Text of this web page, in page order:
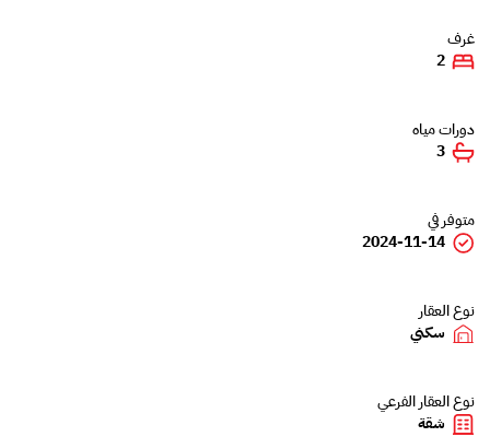
غرف
2
دورات مياه
3
متوفر في
2024-11-14
نوع العقار
سكني
نوع العقار الفرعي
شقة